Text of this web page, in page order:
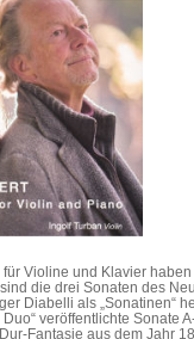
für Violine und Klavier
die drei Sonaten des
Diabelli als „Sonatinen“
veröffentlichte Sonate
Fantasie aus dem Jahr